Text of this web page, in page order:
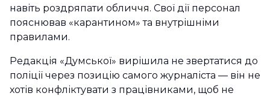
навіть роздряпати обличчя. Свої дії персонал
пояснював «карантином» та внутрішніми
правилами.
Редакція «Думської» вирішила не звертатися до
поліції через позицію самого журналіста — він не
хотів конфліктувати з працівниками, щоб не